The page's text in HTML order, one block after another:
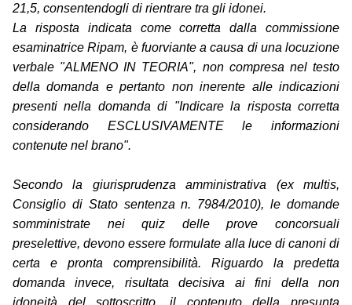
21,5, consentendogli di rientrare tra gli idonei.
La risposta indicata come corretta dalla commissione
esaminatrice Ripam, è fuorviante a causa di una locuzione
verbale "ALMENO IN TEORIA", non compresa nel testo
della domanda e pertanto non inerente alle indicazioni
presenti nella domanda di "Indicare la risposta corretta
considerando ESCLUSIVAMENTE le informazioni
contenute nel brano".
Secondo la giurisprudenza amministrativa (ex multis,
Consiglio di Stato sentenza n. 7984/2010), le domande
somministrate nei quiz delle prove concorsuali
preselettive, devono essere formulate alla luce di canoni di
certa e pronta comprensibilità. Riguardo la predetta
domanda invece, risultata decisiva ai fini della non
idoneità del sottoscritto, il contenuto della presunta